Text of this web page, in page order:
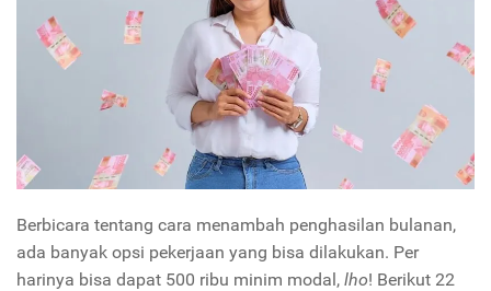
Berbicara tentang cara menambah penghasilan bulanan,
ada banyak opsi pekerjaan yang bisa dilakukan. Per
harinya bisa dapat 500 ribu minim modal, lho! Berikut 22